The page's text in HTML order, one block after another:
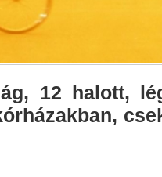
12 halott,